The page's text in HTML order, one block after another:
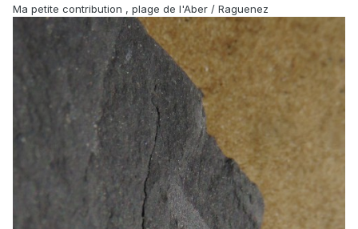
Ma petite contribution , plage de l'Aber / Raguenez